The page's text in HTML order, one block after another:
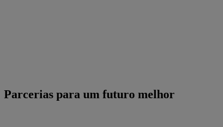
Parcerias para um futuro melhor